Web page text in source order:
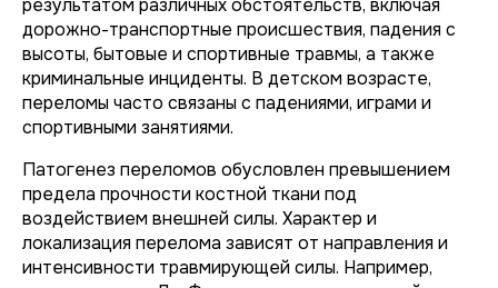
результатом различных обстоятельств, включая
дорожно-транспортные происшествия, падения с
высоты, бытовые и спортивные травмы, а также
криминальные инциденты. В детском возрасте,
переломы часто связаны с падениями, играми и
спортивными занятиями.
Патогенез переломов обусловлен превышением
предела прочности костной ткани под
воздействием внешней силы. Характер и
локализация перелома зависят от направления и
интенсивности травмирующей силы. Например,